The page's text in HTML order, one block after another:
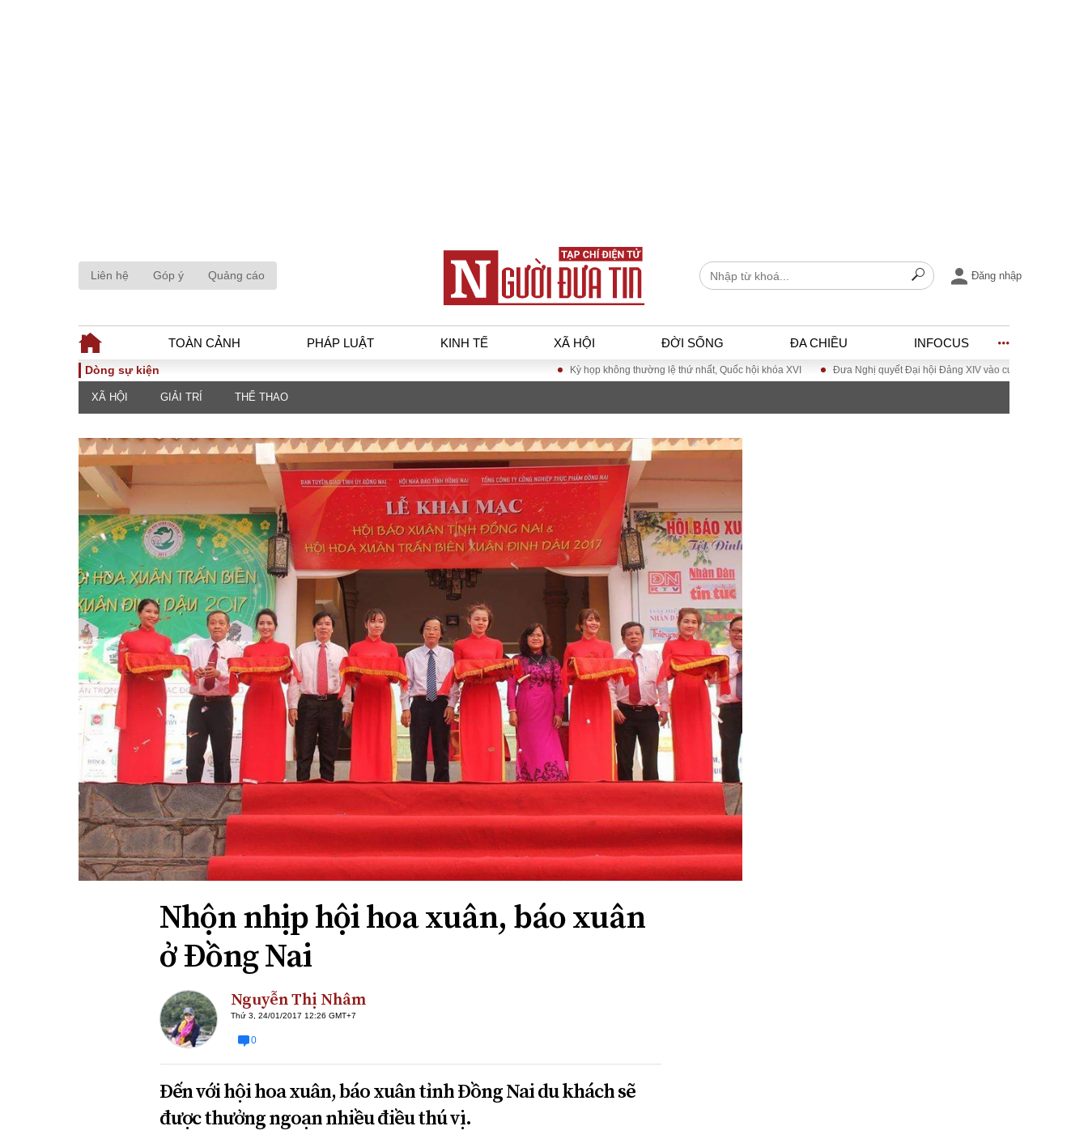
Liên hệ Góp ý Quảng cáo Đăng nhập
TOÀN CẢNH PHÁP LUẬT KINH TẾ XÃ HỘI ĐỜI SỐNG ĐA CHIỀU INFOCUS
TOÀN CẢNH
Chính sách
Thế giới
luật
Góc nhìn luật gia
Hồ sơ điều tra
Tiếng nói công dân
An ninh - Hình sự
Tài chính - Ngân
hàng
Kinh tế vĩ mô
Hồ sơ doanh
nghiệp
Xu hướng thị
trường
Tiêu dùng và dư
Công nghệ
Giáo dục
Văn hoá
Môi trường
Giao thông – Đô thị
ĐA CHIỀU
Quan điểm
Xi nhan Trái Phải
Bạn đọc viết
INFOCUS
Dòng sự kiện Kỳ họp không thường lệ thứ nhất, Quốc hội khóa XVI Đưa Nghị quyết Đại hội Đảng XIV vào cuộc sống
XÃ HỘI GIẢI TRÍ THỂ THAO
Nhộn nhịp hội hoa xuân, báo xuân
ở Đồng Nai
Nguyễn Thị Nhâm
Thứ 3, 24/01/2017 12:26 GMT+7
0
Đến với hội hoa xuân, báo xuân tỉnh Đồng Nai du khách sẽ
được thưởng ngoạn nhiều điều thú vị.